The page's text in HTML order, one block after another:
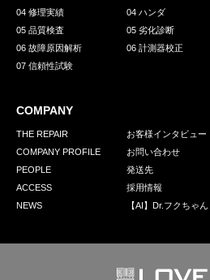
お問い合わせ 発送先
04 修理実績
05 品質検査
06 故障原因解析
07 信頼性試験
04 ハンダ
05 劣化診断
06 計測器校正
COMPANY
THE REPAIR
COMPANY PROFILE
PEOPLE
ACCESS
NEWS
お客様インタビュー
お問い合わせ
発送先
採用情報
【AI】Dr.フクちゃん